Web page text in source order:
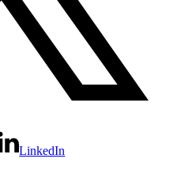
LinkedIn